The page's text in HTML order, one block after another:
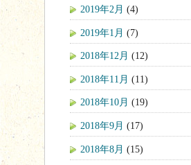
2019年2月 (4)
2019年1月 (7)
2018年12月 (12)
2018年11月 (11)
2018年10月 (19)
2018年9月 (17)
2018年8月 (15)